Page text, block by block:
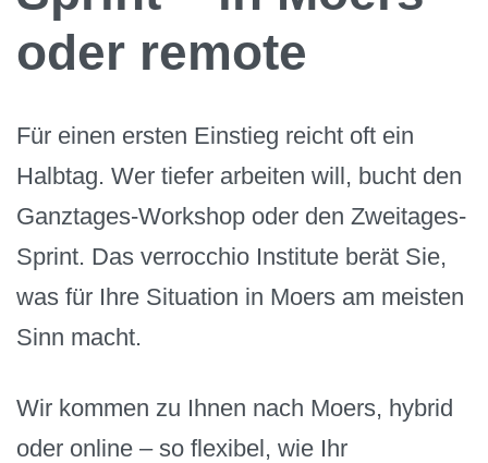
oder remote
Für einen ersten Einstieg reicht oft ein
Halbtag. Wer tiefer arbeiten will, bucht den
Ganztages-Workshop oder den Zweitages-
Sprint. Das verrocchio Institute berät Sie,
was für Ihre Situation in Moers am meisten
Sinn macht.
Wir kommen zu Ihnen nach Moers, hybrid
oder online – so flexibel, wie Ihr